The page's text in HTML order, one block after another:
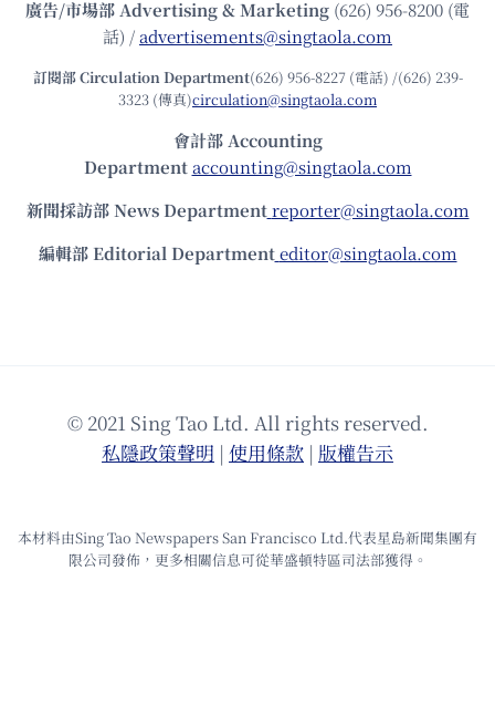
廣告/市場部Advertising & Marketing (626) 956-8200 (電
話) /advertisements@singtaola.com
訂閱部 Circulation Department(626) 956-8227 (電話) /(626) 239-
3323 (傳真)circulation@singtaola.com
會計部 Accounting
Department accounting@singtaola.com
新聞採訪部 News Department reporter@singtaola.com
編輯部 Editorial Department editor@singtaola.com
© 2021 Sing Tao Ltd. All rights reserved.
私隱政策聲明 | 使⽤條款 | 版權告⽰
本材料由Sing Tao Newspapers San Francisco Ltd.代表星島新聞集團有
限公司發佈，更多相關信息可從華盛頓特區司法部獲得。